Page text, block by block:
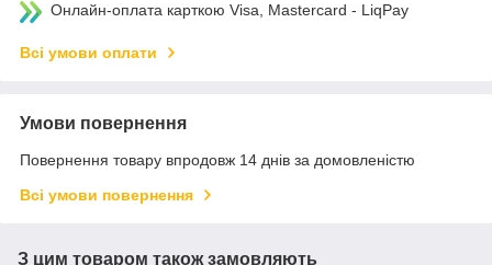
Онлайн-оплата карткою Visa, Mastercard - LiqPay
Всі умови оплати
Умови повернення
Повернення товару впродовж 14 днів за домовленістю
Всі умови повернення
З цим товаром також замовляють